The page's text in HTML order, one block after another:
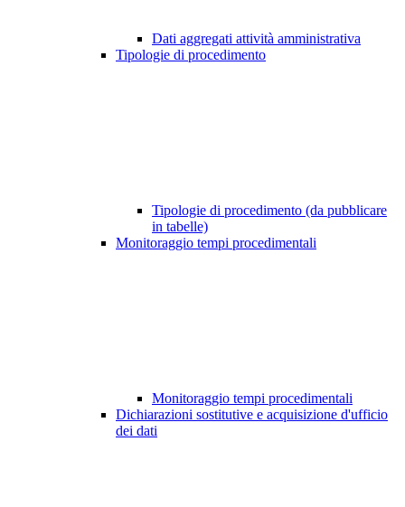
Dati aggregati attività amministrativa
Tipologie di procedimento
Tipologie di procedimento (da pubblicare
in tabelle)
Monitoraggio tempi procedimentali
Monitoraggio tempi procedimentali
Dichiarazioni sostitutive e acquisizione d'ufficio
dei dati